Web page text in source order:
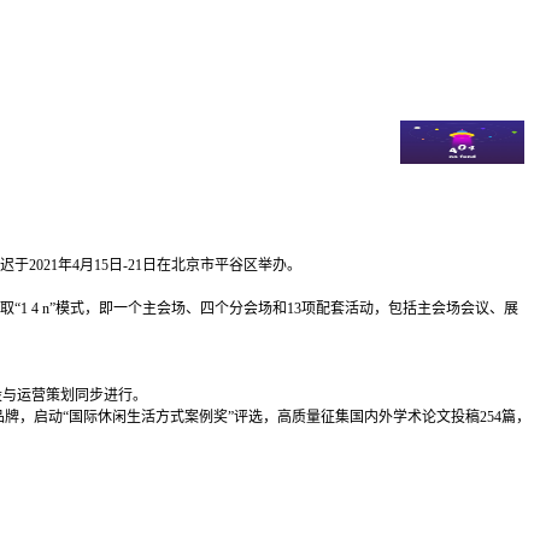
2021年4月15日-21日在北京市平谷区举办。
4 n”模式，即一个主会场、四个分会场和13项配套活动，包括主会场会议、展
运营策划同步进行。
启动“国际休闲生活方式案例奖”评选，高质量征集国内外学术论文投稿254篇，